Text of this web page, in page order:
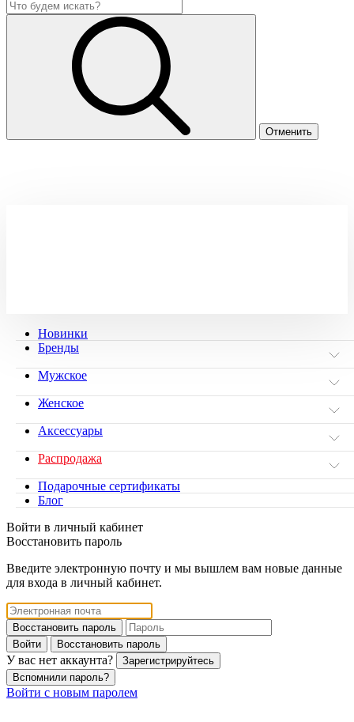
Новинки
Бренды
Мужское
Женское
Аксессуары
Распродажа
Подарочные сертификаты
Блог
Войти в личный кабинет
Восстановить пароль
Введите электронную почту и мы вышлем вам новые данные
для входа в личный кабинет.
Восстановить пароль
Войти
Восстановить пароль
У вас нет аккаунта?
Зарегистрируйтесь
Вспомнили пароль?
Войти с новым паролем